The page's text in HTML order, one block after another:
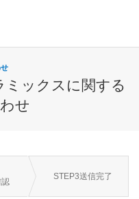
ミックスに関する
せ
認
STEP3送信完了